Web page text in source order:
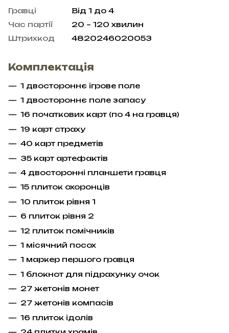
Гравці
Від 1 до 4
Час партії
20 – 120 хвилин
Штрихкод
4820246020053
Комплектація
1 двостороннє ігрове поле
1 двостороннє поле запасу
16 початкових карт (по 4 на гравця)
19 карт страху
40 карт предметів
35 карт артефактів
4 двосторонні планшети гравця
15 плиток охоронців
10 плиток рівня 1
6 плиток рівня 2
12 плиток помічників
1 місячний посох
1 маркер першого гравця
1 блокнот для підрахунку очок
27 жетонів монет
27 жетонів компасів
16 плиток ідолів